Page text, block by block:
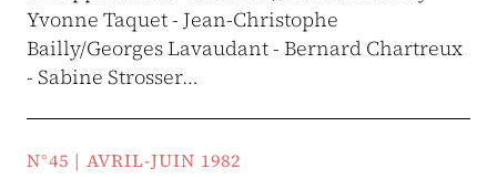
Yvonne Taquet - Jean-Christophe
Bailly/Georges Lavaudant - Bernard Chartreux
- Sabine Strosser…
N°45 | AVRIL-JUIN 1982